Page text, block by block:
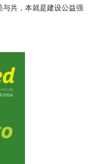
共，本就是建设公益强